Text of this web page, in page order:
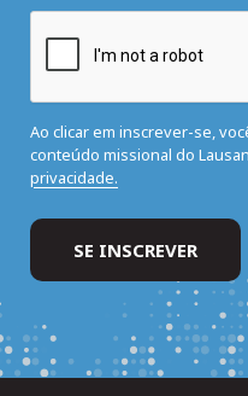
Ao clicar em inscrever-se,
conteúdo missional do
privacidade.